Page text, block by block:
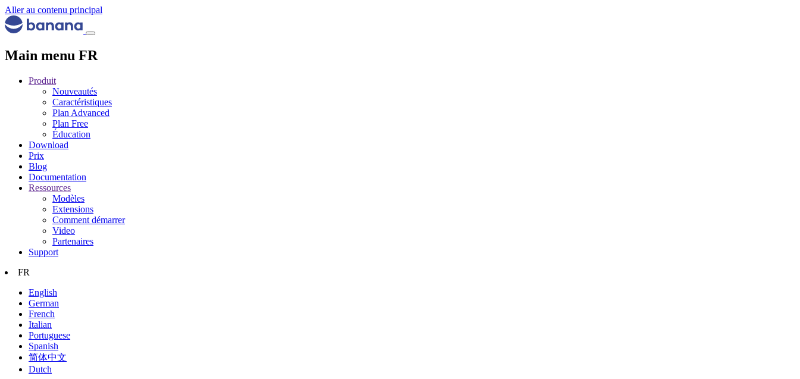
Aller au contenu principal
Main menu FR
Produit
Nouveautés
Caractéristiques
Plan Advanced
Plan Free
Éducation
Download
Prix
Blog
Documentation
Ressources
Modèles
Extensions
Comment démarrer
Video
Partenaires
Support
FR
English
German
French
Italian
Portuguese
Spanish
简体中文
Dutch